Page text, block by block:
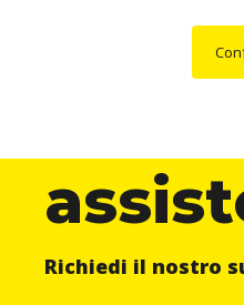
Richiedi il nostro